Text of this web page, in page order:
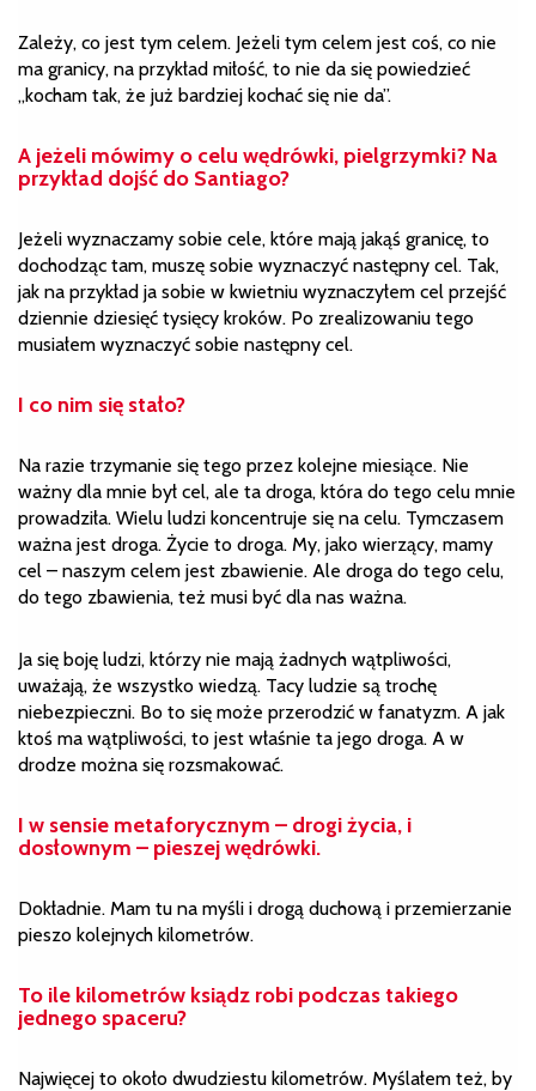
Zależy, co jest tym celem. Jeżeli tym celem jest coś, co nie
ma granicy, na przykład miłość, to nie da się powiedzieć
„kocham tak, że już bardziej kochać się nie da”.
A jeżeli mówimy o celu wędrówki, pielgrzymki? Na
przykład dojść do Santiago?
Jeżeli wyznaczamy sobie cele, które mają jakąś granicę, to
dochodząc tam, muszę sobie wyznaczyć następny cel. Tak,
jak na przykład ja sobie w kwietniu wyznaczyłem cel przejść
dziennie dziesięć tysięcy kroków. Po zrealizowaniu tego
musiałem wyznaczyć sobie następny cel.
I co nim się stało?
Na razie trzymanie się tego przez kolejne miesiące. Nie
ważny dla mnie był cel, ale ta droga, która do tego celu mnie
prowadziła. Wielu ludzi koncentruje się na celu. Tymczasem
ważna jest droga. Życie to droga. My, jako wierzący, mamy
cel – naszym celem jest zbawienie. Ale droga do tego celu,
do tego zbawienia, też musi być dla nas ważna.
Ja się boję ludzi, którzy nie mają żadnych wątpliwości,
uważają, że wszystko wiedzą. Tacy ludzie są trochę
niebezpieczni. Bo to się może przerodzić w fanatyzm. A jak
ktoś ma wątpliwości, to jest właśnie ta jego droga. A w
drodze można się rozsmakować.
I w sensie metaforycznym – drogi życia, i
dosłownym – pieszej wędrówki.
Dokładnie. Mam tu na myśli i drogą duchową i przemierzanie
pieszo kolejnych kilometrów.
To ile kilometrów ksiądz robi podczas takiego
jednego spaceru?
Najwięcej to około dwudziestu kilometrów. Myślałem też, by